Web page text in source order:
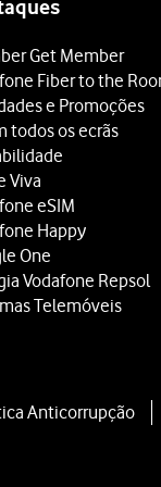
.
ecrãpara escolher
Get Member
Fiber to the
e Promoções
todos os ecrãs
Viva
eSIM
Happy
One
Vodafone Repsol
Telemóveis
Anticorrupção